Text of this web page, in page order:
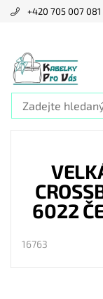
+420 705 007 081
6022
16763